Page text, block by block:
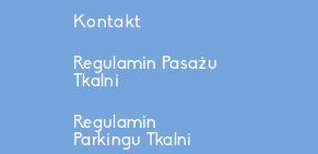
Kontakt
Regulamin Pasażu
Tkalni
Regulamin
Parkingu Tkalni